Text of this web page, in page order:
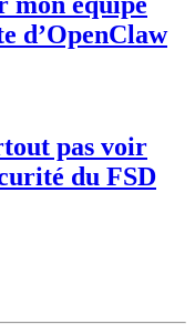
d’OpenClaw
pas voir
du FSD